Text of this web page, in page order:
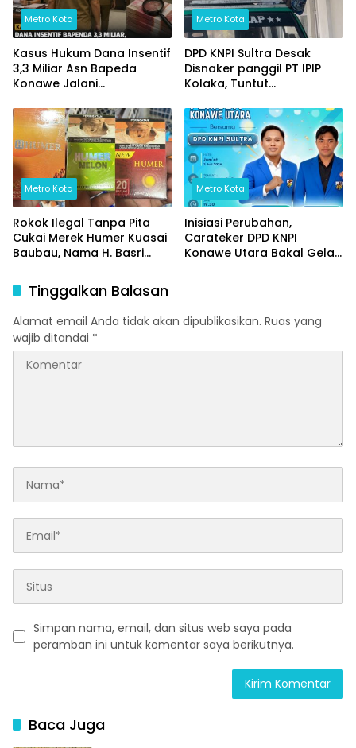
Metro Kota
Kasus Hukum Dana Insentif
3,3 Miliar Asn Bapeda
Konawe Jalani
Metro Kota
DPD KNPI Sultra Desak
Disnaker panggil PT IPIP
Kolaka, Tuntut
Lokal/Data perkeja luar
daerah dan Jaminan
Keselamatan Kerja
Metro Kota
Rokok Ilegal Tanpa Pita
Cukai Merek Humer Kuasai
Baubau, Nama H. Basri
Hukum Bertidak Tegas
Metro Kota
Inisiasi Perubahan,
Carateker DPD KNPI
Konawe Utara Bakal Gelar
Tinggalkan Balasan
Alamat email Anda tidak akan dipublikasikan. Ruas yang
wajib ditandai *
Simpan nama, email, dan situs web saya pada
peramban ini untuk komentar saya berikutnya.
Baca Juga